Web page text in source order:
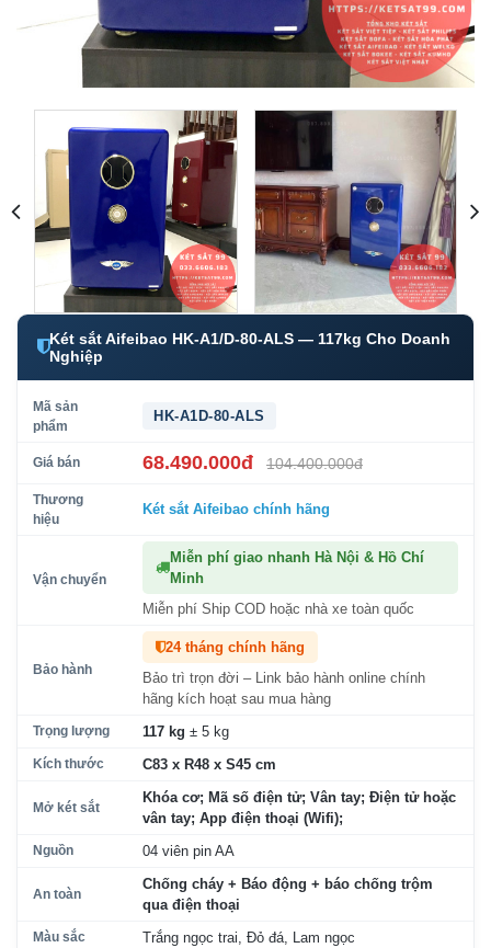
Két sắt Aifeibao HK-A1/D-80-ALS — 117kg Cho Doanh
Nghiệp
Mã sản
phẩm
HK-A1D-80-ALS
Giá bán 68.490.000đ 104.400.000đ
Thương
hiệu
Két sắt Aifeibao chính hãng
Vận chuyển
Miễn phí giao nhanh Hà Nội & Hồ Chí
Minh
Miễn phí Ship COD hoặc nhà xe toàn quốc
Bảo hành
24 tháng chính hãng
Bảo trì trọn đời – Link bảo hành online chính
hãng kích hoạt sau mua hàng
Trọng lượng 117 kg ± 5 kg
Kích thước C83 x R48 x S45 cm
Mở két sắt
Khóa cơ; Mã số điện tử; Vân tay; Điện tử hoặc
vân tay; App điện thoại (Wifi);
Nguồn 04 viên pin AA
An toàn
Chống cháy + Báo động + báo chống trộm
qua điện thoại
Màu sắc Trắng ngọc trai, Đỏ đá, Lam ngọc